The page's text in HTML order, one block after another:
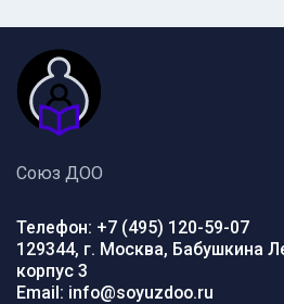
Союз ДОО
Телефон: +7 (495) 120-59-07
129344, г. Москва, Бабушкина
корпус 3
Email: info@soyuzdoo.ru